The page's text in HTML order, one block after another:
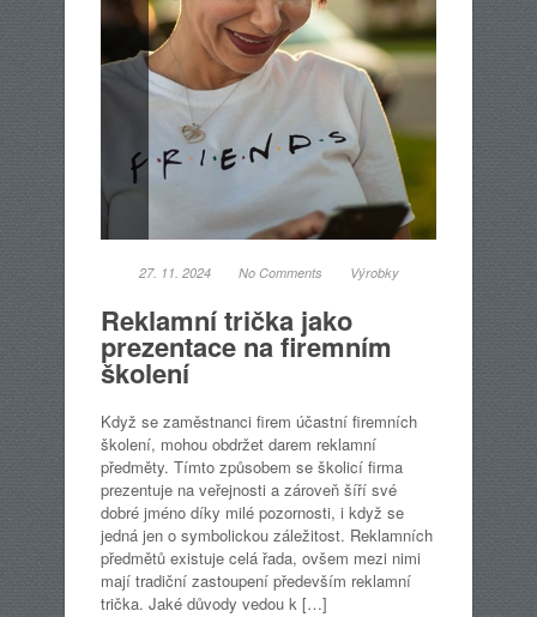
27. 11. 2024 No Comments Výrobky
Reklamní trička jako
prezentace na firemním
školení
Když se zaměstnanci firem účastní firemních
školení, mohou obdržet darem reklamní
předměty. Tímto způsobem se školicí firma
prezentuje na veřejnosti a zároveň šíří své
dobré jméno díky milé pozornosti, i když se
jedná jen o symbolickou záležitost. Reklamních
předmětů existuje celá řada, ovšem mezi nimi
mají tradiční zastoupení především reklamní
trička. Jaké důvody vedou k […]